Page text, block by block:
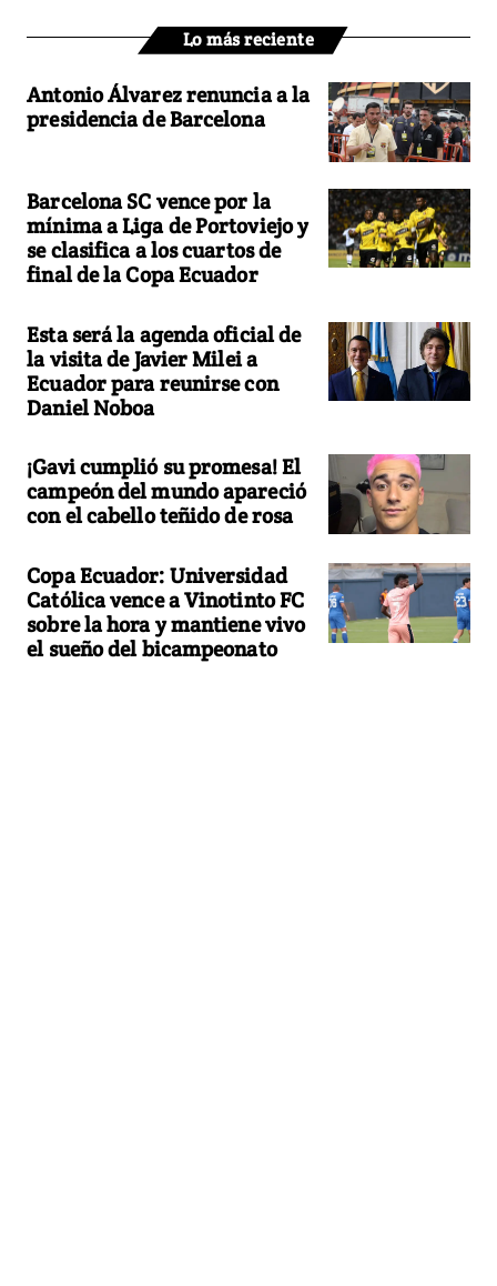
Lo más reciente
Antonio Álvarez renuncia a la
presidencia de Barcelona
Barcelona SC vence por la
mínima a Liga de Portoviejo y
se clasifica a los cuartos de
final de la Copa Ecuador
Esta será la agenda oficial de
la visita de Javier Milei a
Ecuador para reunirse con
Daniel Noboa
¡Gavi cumplió su promesa! El
campeón del mundo apareció
con el cabello teñido de rosa
Copa Ecuador: Universidad
Católica vence a Vinotinto FC
sobre la hora y mantiene vivo
el sueño del bicampeonato